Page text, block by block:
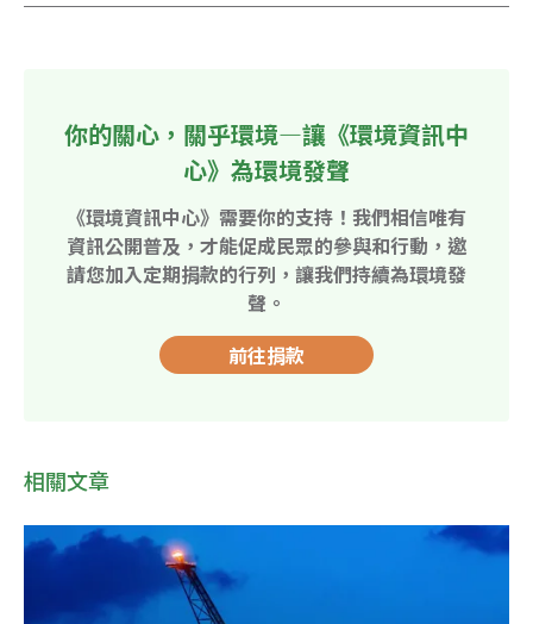
你的關心，關乎環境—讓《環境資訊中
心》為環境發聲
《環境資訊中心》需要你的支持！我們相信唯有
資訊公開普及，才能促成民眾的參與和行動，邀
請您加入定期捐款的行列，讓我們持續為環境發
聲。
前往捐款
相關文章